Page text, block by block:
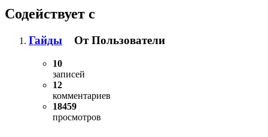
Содействует с
Гайды От Пользователи
10
записей
12
комментариев
18459
просмотров